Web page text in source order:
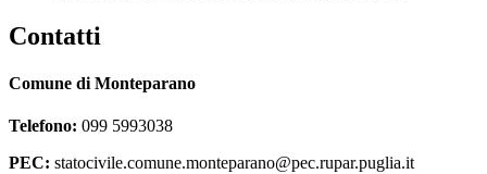
Contatti
Comune di Monteparano
Telefono: 099 5993038
PEC: statocivile.comune.monteparano@pec.rupar.puglia.it